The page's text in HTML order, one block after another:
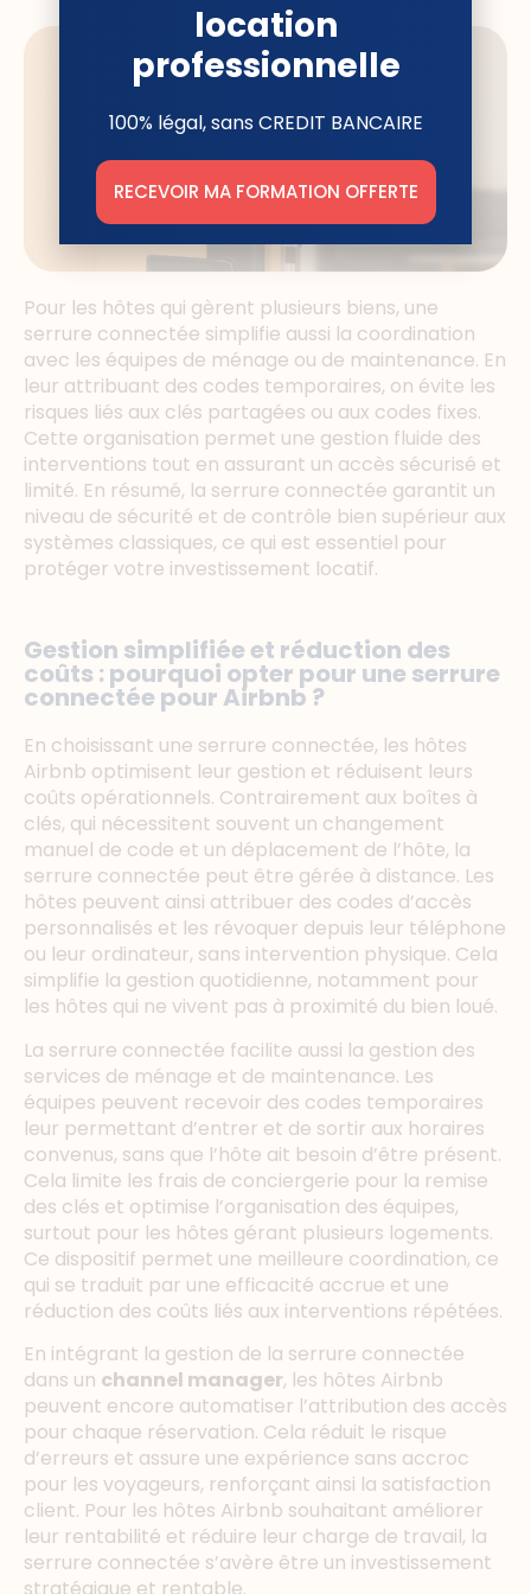
Pour les hôtes qui gèrent plusieurs biens, une
serrure connectée simplifie aussi la coordination
avec les équipes de ménage ou de maintenance. En
leur attribuant des codes temporaires, on évite les
risques liés aux clés partagées ou aux codes fixes.
Cette organisation permet une gestion fluide des
interventions tout en assurant un accès sécurisé et
limité. En résumé, la serrure connectée garantit un
niveau de sécurité et de contrôle bien supérieur aux
systèmes classiques, ce qui est essentiel pour
protéger votre investissement locatif.
Gestion simplifiée et réduction des
coûts : pourquoi opter pour une serrure
connectée pour Airbnb ?
En choisissant une serrure connectée, les hôtes
Airbnb optimisent leur gestion et réduisent leurs
coûts opérationnels. Contrairement aux boîtes à
clés, qui nécessitent souvent un changement
manuel de code et un déplacement de l’hôte, la
serrure connectée peut être gérée à distance. Les
hôtes peuvent ainsi attribuer des codes d’accès
personnalisés et les révoquer depuis leur téléphone
ou leur ordinateur, sans intervention physique. Cela
simplifie la gestion quotidienne, notamment pour
les hôtes qui ne vivent pas à proximité du bien loué.
La serrure connectée facilite aussi la gestion des
services de ménage et de maintenance. Les
équipes peuvent recevoir des codes temporaires
leur permettant d’entrer et de sortir aux horaires
convenus, sans que l’hôte ait besoin d’être présent.
Cela limite les frais de conciergerie pour la remise
des clés et optimise l’organisation des équipes,
surtout pour les hôtes gérant plusieurs logements.
Ce dispositif permet une meilleure coordination, ce
qui se traduit par une efficacité accrue et une
réduction des coûts liés aux interventions répétées.
En intégrant la gestion de la serrure connectée
dans un channel manager, les hôtes Airbnb
peuvent encore automatiser l’attribution des accès
pour chaque réservation. Cela réduit le risque
d’erreurs et assure une expérience sans accroc
pour les voyageurs, renforçant ainsi la satisfaction
client. Pour les hôtes Airbnb souhaitant améliorer
leur rentabilité et réduire leur charge de travail, la
serrure connectée s’avère être un investissement
location
professionnelle
100% légal, sans CREDIT BANCAIRE
RECEVOIR MA FORMATION OFFERTE